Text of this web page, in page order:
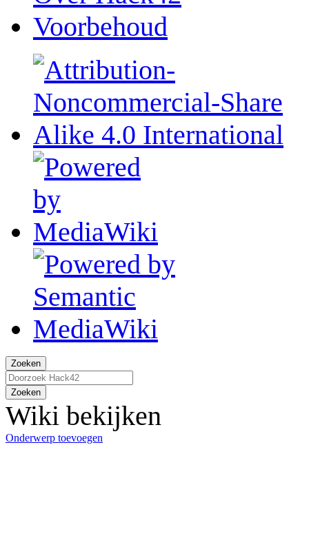
Voorbehoud
Zoeken
Zoeken
Wiki bekijken
Onderwerp toevoegen